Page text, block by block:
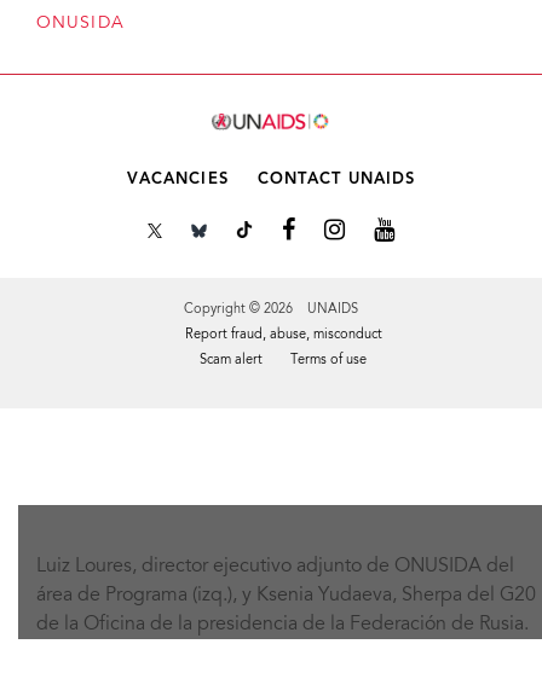
Luiz Loures, director ejecutivo adjunto de ONUSIDA del
área de Programa (izq.), y Ksenia Yudaeva, Sherpa del G20
de la Oficina de la presidencia de la Federación de Rusia.
ONUSIDA
VACANCIES CONTACT UNAIDS
Copyright © 2026 UNAIDS
Report fraud, abuse, misconduct
Scam alert
Terms of use